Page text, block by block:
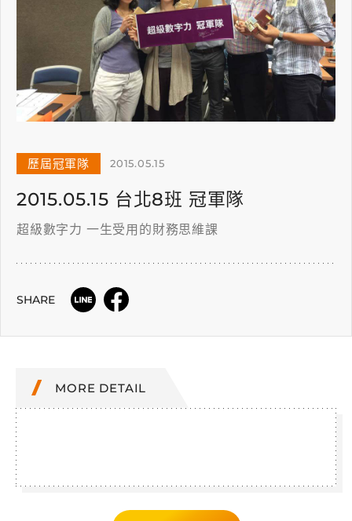
歷屆冠軍隊 2015.05.15
2015.05.15 台北8班 冠軍隊
超級數字力 一生受用的財務思維課
SHARE
MORE DETAIL